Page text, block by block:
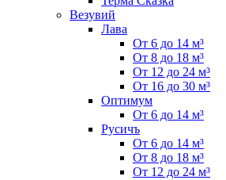
Везувий
Лава
От 6 до 14 м³
От 8 до 18 м³
От 12 до 24 м³
От 16 до 30 м³
Оптимум
От 6 до 14 м³
Русичъ
От 6 до 14 м³
От 8 до 18 м³
От 12 до 24 м³